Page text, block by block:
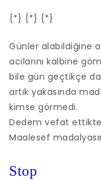
{*} {*} {*}
Günler alabildiğine
acılarını kalbine
bile gün geçtikçe
artık yakasında
kimse görmedi.
Dedem vefat ettikten
Maalesef
Stop